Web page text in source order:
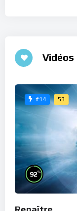
Vidéos
#14 53
92%